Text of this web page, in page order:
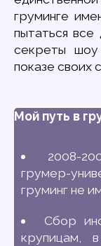
груминге
пытаться все
секреты
показе своих
Мой путь в
2008-
грумер-
груминг не
Сбор
крупицам,